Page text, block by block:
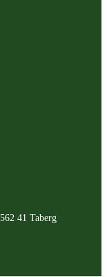
41 Taberg